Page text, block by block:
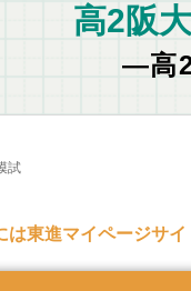
高2阪
―高
試
東進マイページサイ